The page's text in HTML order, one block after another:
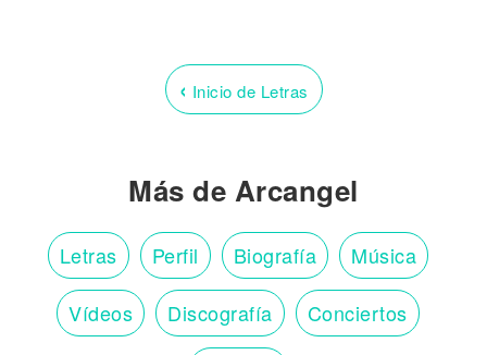
‹ Inicio de Letras
Más de Arcangel
Letras Perfil Biografía Música
Vídeos Discografía Conciertos